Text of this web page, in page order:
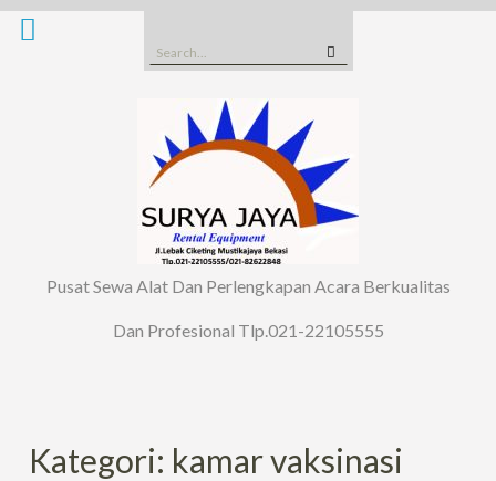
Skip
Search
for:
Pusat Sewa Alat Dan Perlengkapan Acara Berkualitas
Dan Profesional Tlp.021-22105555
Kategori: kamar vaksinasi